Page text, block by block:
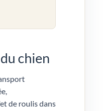
chien
de roulis dans